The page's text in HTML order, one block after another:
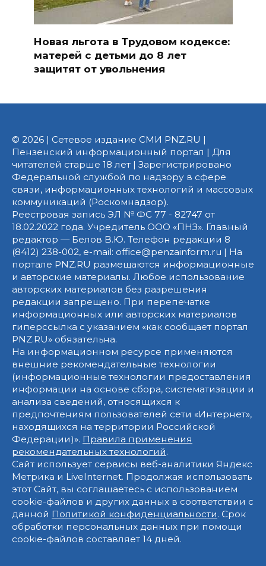
Новая льгота в Трудовом кодексе:
матерей с детьми до 8 лет
защитят от увольнения
© 2026 | Сетевое издание СМИ PNZ.RU |
Пензенский информационный портал | Для
читателей старше 18 лет | Зарегистрировано
Федеральной службой по надзору в сфере
связи, информационных технологий и массовых
коммуникаций (Роскомнадзор).
Реестровая запись ЭЛ № ФС 77 - 82747 от
18.02.2022 года. Учредитель ООО «ПНЗ». Главный
редактор — Белов В.Ю. Телефон редакции 8
(8412) 238-002, e-mail: office@penzainform.ru | На
портале PNZ.RU размещаются информационные
и авторские материалы. Любое использование
авторских материалов без разрешения
редакции запрещено. При перепечатке
информационных или авторских материалов
гиперссылка с указанием «как сообщает портал
PNZ.RU» обязательна.
На информационном ресурсе применяются
внешние рекомендательные технологии
(информационные технологии предоставления
информации на основе сбора, систематизации и
анализа сведений, относящихся к
предпочтениям пользователей сети «Интернет»,
находящихся на территории Российской
Федерации)». Правила применения
рекомендательных технологий.
Сайт использует сервисы веб-аналитики Яндекс
Метрика и LiveInternet. Продолжая использовать
этот Сайт, вы соглашаетесь с использованием
cookie-файлов и других данных в соответствии с
данной Политикой конфиденциальности. Срок
обработки персональных данных при помощи
cookie-файлов составляет 14 дней.